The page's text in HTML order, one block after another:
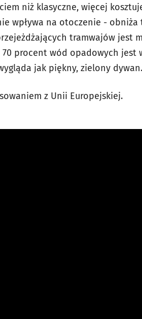
niż klasyczne, więcej
wpływa na otoczenie -
tramwajów jest
procent wód opadowych jest
jak piękny, zielony dywan.
z Unii Europejskiej.